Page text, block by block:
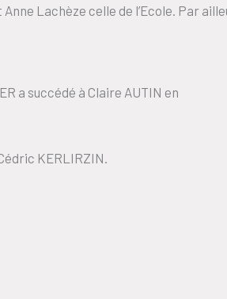
Lachèze celle de l’Ecole. Par
a succédé à Claire AUTIN en
KERLIRZIN.